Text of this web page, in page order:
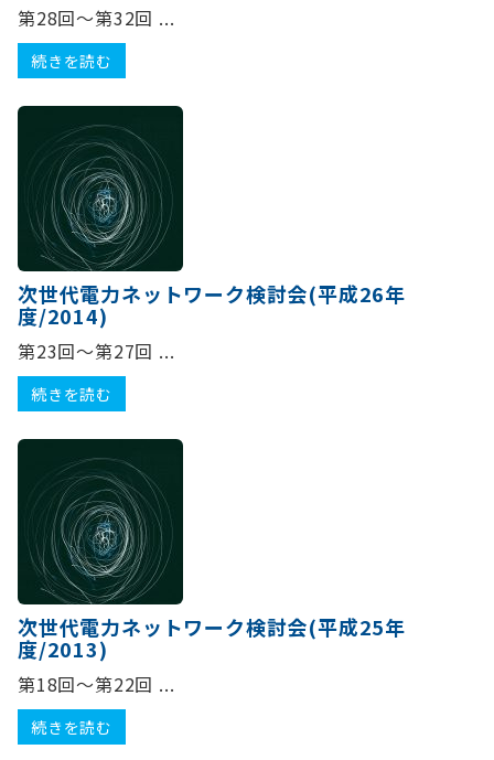
第28回～第32回 ...
続きを読む
次世代電力ネットワーク検討会(平成26年
度/2014)
第23回～第27回 ...
続きを読む
次世代電力ネットワーク検討会(平成25年
度/2013)
第18回～第22回 ...
続きを読む